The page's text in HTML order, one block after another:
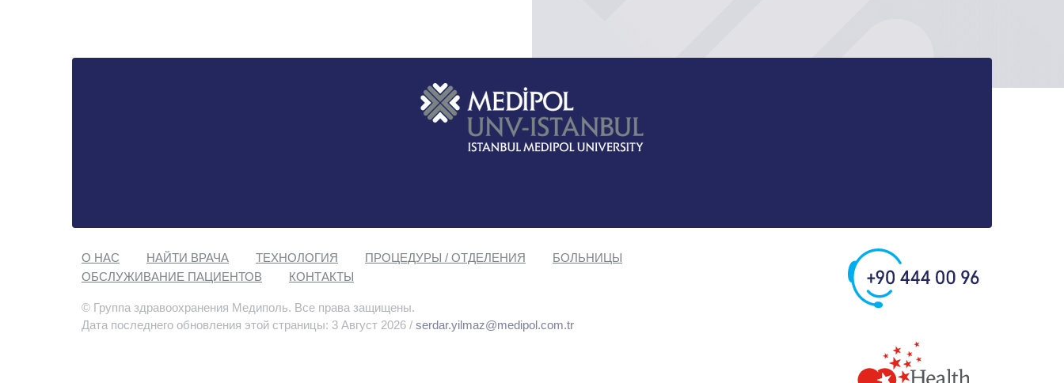
О НАС НАЙТИ ВРАЧА ТЕХНОЛОГИЯ ПРОЦЕДУРЫ / ОТДЕЛЕНИЯ
БОЛЬНИЦЫ
ОБСЛУЖИВАНИЕ ПАЦИЕНТОВ
КОНТАКТЫ
© Группа здравоохранения Медиполь. Все права защищены.
Дата последнего обновления этой страницы: 3 Август 2026 / serdar.yilmaz@medipol.com.tr